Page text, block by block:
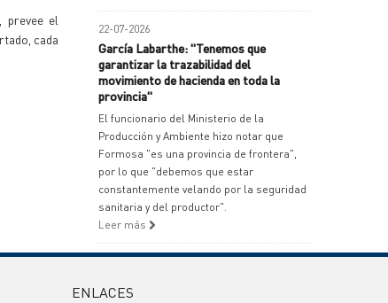
prevee el
cada
22-07-2026
García Labarthe: "Tenemos que
garantizar la trazabilidad del
movimiento de hacienda en toda la
provincia"
El funcionario del Ministerio de la
Producción y Ambiente hizo notar que
Formosa "es una provincia de frontera",
por lo que "debemos que estar
constantemente velando por la seguridad
sanitaria y del productor".
Leer más
ENLACES